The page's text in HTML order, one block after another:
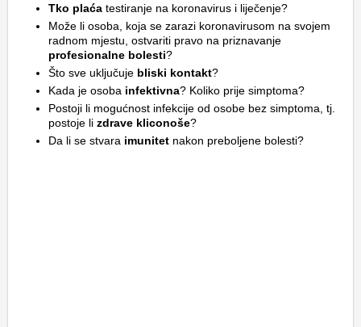
Tko plaća testiranje na koronavirus i liječenje?
Može li osoba, koja se zarazi koronavirusom na svojem
radnom mjestu, ostvariti pravo na priznavanje
profesionalne bolesti?
Što sve uključuje bliski kontakt?
Kada je osoba infektivna? Koliko prije simptoma?
Postoji li mogućnost infekcije od osobe bez simptoma, tj.
postoje li zdrave kliconoše?
Da li se stvara imunitet nakon preboljene bolesti?